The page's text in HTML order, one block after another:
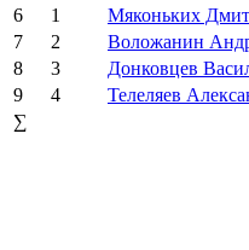
6
1 Мяконьких
7
2 Воложанин
8
3 Донковцев
9
4 Телеляев
∑